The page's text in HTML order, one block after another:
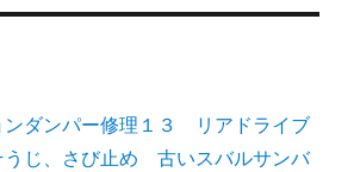
ンダンパー修理１３ リアドライブ
うじ、さび止め 古いスバルサンバ